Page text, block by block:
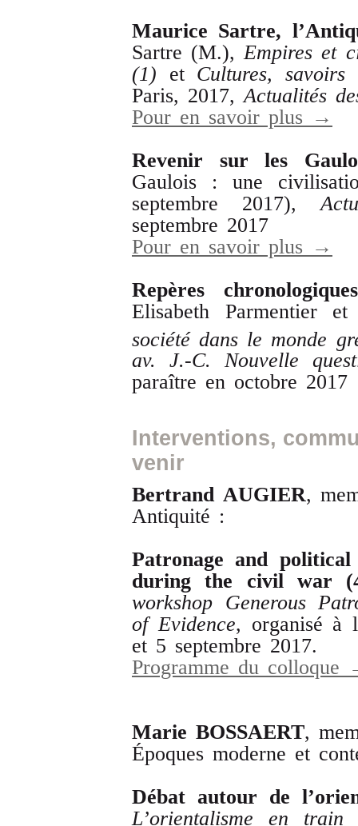
Maurice Sartre, l’
Sartre (M.), Empires et
(1) et Cultures,savoirs
Paris, 2017, Actualités
Pour en savoir plus →
Revenir
sur les
Gaulois : une
septembre 2017),
septembre 2017
Pour en savoir plus →
Repères
chronologiques
Elisabeth Parmentier
société dans le monde
av. J.-C. Nouvelle
paraître en octobre 2017
Interventions,
venir
Bertrand AUGIER,
Antiquité :
Patronage and political
during the civil war
workshop Generous
of Evidence, organisé à
et 5 septembre 2017.
Programme du
Marie BOSSAERT,
Époques moderne et
Débat autour de l’
L’orientalisme en
train